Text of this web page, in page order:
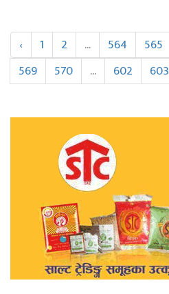
‹ 1 2 ... 564 565
569
570 ... 602 603